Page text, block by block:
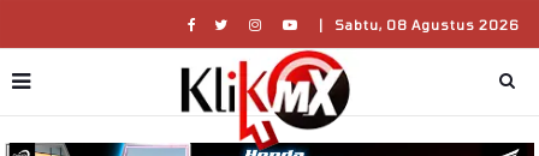
| Sabtu, 08 Agustus 2026